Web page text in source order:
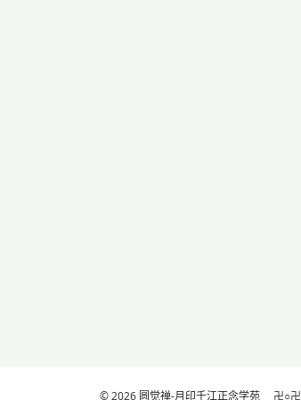
© 2026 圆觉禅-月印千江正念学苑 卍○